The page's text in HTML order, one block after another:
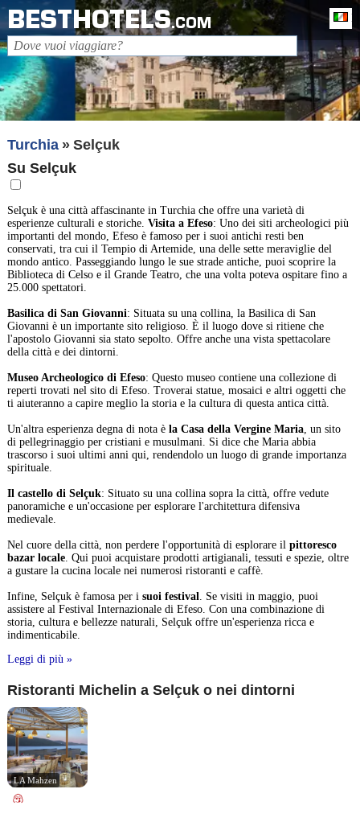
BESTHOTELS.COM
Turchia
Selçuk
Su Selçuk
Selçuk è una città affascinante in Turchia che offre una varietà di
esperienze culturali e storiche. Visita a Efeso: Uno dei siti archeologici più
importanti del mondo, Efeso è famoso per i suoi antichi resti ben
conservati, tra cui il Tempio di Artemide, una delle sette meraviglie del
mondo antico. Passeggiando lungo le sue strade antiche, puoi scoprire la
Biblioteca di Celso e il Grande Teatro, che una volta poteva ospitare fino a
25.000 spettatori.
Basilica di San Giovanni: Situata su una collina, la Basilica di San
Giovanni è un importante sito religioso. È il luogo dove si ritiene che
l'apostolo Giovanni sia stato sepolto. Offre anche una vista spettacolare
della città e dei dintorni.
Museo Archeologico di Efeso: Questo museo contiene una collezione di
reperti trovati nel sito di Efeso. Troverai statue, mosaici e altri oggetti che
ti aiuteranno a capire meglio la storia e la cultura di questa antica città.
Un'altra esperienza degna di nota è la Casa della Vergine Maria, un sito
di pellegrinaggio per cristiani e musulmani. Si dice che Maria abbia
trascorso i suoi ultimi anni qui, rendendolo un luogo di grande importanza
spirituale.
Il castello di Selçuk: Situato su una collina sopra la città, offre vedute
panoramiche e un'occasione per esplorare l'architettura difensiva
medievale.
Nel cuore della città, non perdere l'opportunità di esplorare il pittoresco
bazar locale. Qui puoi acquistare prodotti artigianali, tessuti e spezie, oltre
a gustare la cucina locale nei numerosi ristoranti e caffè.
Infine, Selçuk è famosa per i suoi festival. Se visiti in maggio, puoi
assistere al Festival Internazionale di Efeso. Con una combinazione di
storia, cultura e bellezze naturali, Selçuk offre un'esperienza ricca e
indimenticabile.
Leggi di più »
Ristoranti Michelin a Selçuk o nei dintorni
LA Mahzen